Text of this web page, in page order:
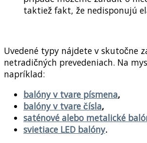
taktiež fakt, že nedisponujú
Uvedené typy nájdete v skutočne
netradičných prevedeniach. Na
napríklad:
balóny v tvare písmena,
balóny v tvare čísla,
saténové alebo metalické
svietiace LED balóny.